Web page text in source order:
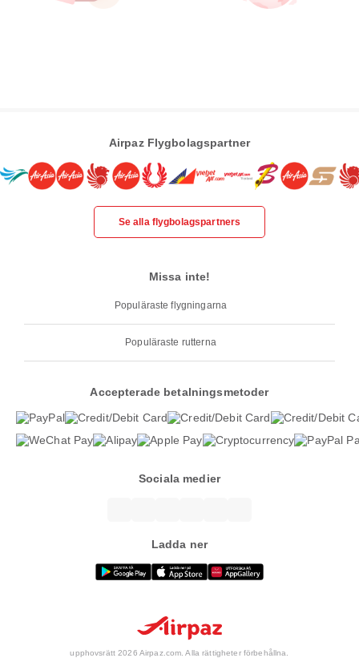
Airpaz Flygbolagspartner
Se alla flygbolagspartners
Missa inte!
Populäraste flygningarna
Populäraste rutterna
Accepterade betalningsmetoder
Sociala medier
Ladda ner
upphovsrätt 2026 Airpaz.com. Alla rättigheter förbehållna.